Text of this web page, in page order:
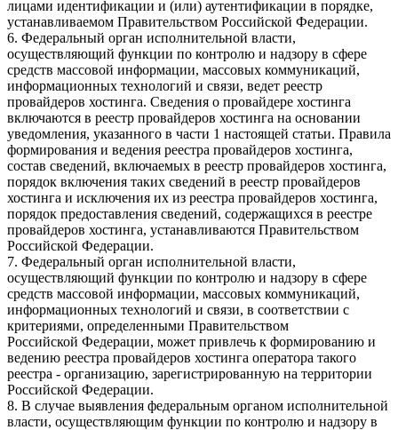
лицами идентификации и (или) аутентификации в порядке,
устанавливаемом Правительством Российской Федерации.
6. Федеральный орган исполнительной власти,
осуществляющий функции по контролю и надзору в сфере
средств массовой информации, массовых коммуникаций,
информационных технологий и связи, ведет реестр
провайдеров хостинга. Сведения о провайдере хостинга
включаются в реестр провайдеров хостинга на основании
уведомления, указанного в части 1 настоящей статьи. Правила
формирования и ведения реестра провайдеров хостинга,
состав сведений, включаемых в реестр провайдеров хостинга,
порядок включения таких сведений в реестр провайдеров
хостинга и исключения их из реестра провайдеров хостинга,
порядок предоставления сведений, содержащихся в реестре
провайдеров хостинга, устанавливаются Правительством
Российской Федерации.
7. Федеральный орган исполнительной власти,
осуществляющий функции по контролю и надзору в сфере
средств массовой информации, массовых коммуникаций,
информационных технологий и связи, в соответствии с
критериями, определенными Правительством
Российской Федерации, может привлечь к формированию и
ведению реестра провайдеров хостинга оператора такого
реестра - организацию, зарегистрированную на территории
Российской Федерации.
8. В случае выявления федеральным органом исполнительной
власти, осуществляющим функции по контролю и надзору в